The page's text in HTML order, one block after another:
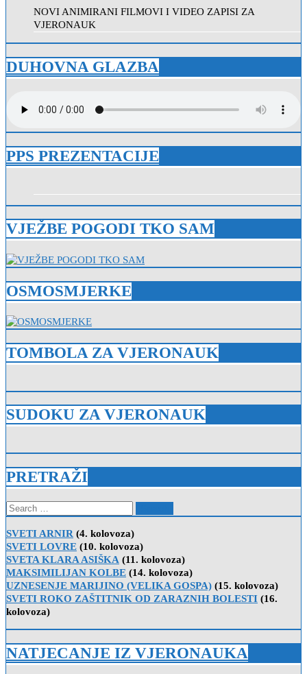
NOVI ANIMIRANI FILMOVI I VIDEO ZAPISI ZA
VJERONAUK
DUHOVNA GLAZBA
PPS PREZENTACIJE
VJEŽBE POGODI TKO SAM
OSMOSMJERKE
TOMBOLA ZA VJERONAUK
SUDOKU ZA VJERONAUK
PRETRAŽI
Search
for:
SVETI ARNIR (4. kolovoza)
SVETI LOVRE (10. kolovoza)
SVETA KLARA ASIŠKA (11. kolovoza)
MAKSIMILIJAN KOLBE (14. kolovoza)
UZNESENJE MARIJINO (VELIKA GOSPA) (15. kolovoza)
SVETI ROKO ZAŠTITNIK OD ZARAZNIH BOLESTI (16.
kolovoza)
NATJECANJE IZ VJERONAUKA